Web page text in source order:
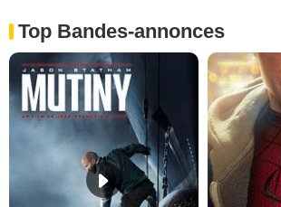
Top Bandes-annonces